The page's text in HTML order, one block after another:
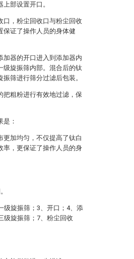
部设置开口。
口，粉尘回收口与粉尘回收
保证了操作人员的身体健
加器的开口进入到添加器内
级旋振筛内部。混合后的钛
筛进行筛分过滤后包装。
把粗粉进行有效地过滤，保
是：
更加均匀，不仅提高了钛白
率，更保证了操作人员的身
级旋振筛；3、开口；4、添
级旋振筛；7、粉尘回收